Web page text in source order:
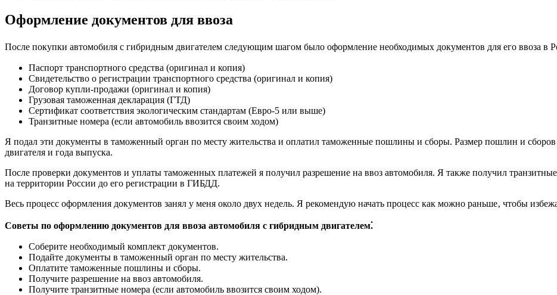
Оформление документов для ввоза
После покупки автомобиля с гибридным двигателем следующим шагом было оформление необходимых документов для его ввоза в
Паспорт транспортного средства (оригинал и копия)
Свидетельство о регистрации транспортного средства (оригинал и копия)
Договор купли-продажи (оригинал и копия)
Грузовая таможенная декларация (ГТД)
Сертификат соответствия экологическим стандартам (Евро-5 или выше)
Транзитные номера (если автомобиль ввозится своим ходом)
Я подал эти документы в таможенный орган по месту жительства и оплатил таможенные пошлины и сборы. Размер пошлин и сборов
двигателя и года выпуска.
После проверки документов и уплаты таможенных платежей я получил разрешение на ввоз автомобиля. Я также получил
на территории России до его регистрации в ГИБДД.
Весь процесс оформления документов занял у меня около двух недель. Я рекомендую начать процесс как можно раньше‚ чтобы
Советы по оформлению документов для ввоза автомобиля с гибридным двигателем⁚
Соберите необходимый комплект документов.
Подайте документы в таможенный орган по месту жительства.
Оплатите таможенные пошлины и сборы.
Получите разрешение на ввоз автомобиля.
Получите транзитные номера (если автомобиль ввозится своим ходом).